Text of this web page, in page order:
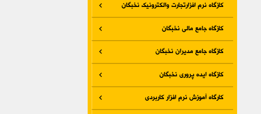
کازگاه نرم افزارتجارت والکترونیک نخبگان
کازگاه جامع مالی نخبگان
کازگاه جامع مدیران نخبگان
کازگاه ایده پروری نخبگان
کارگاه آموزش نرم افزار کاربردی